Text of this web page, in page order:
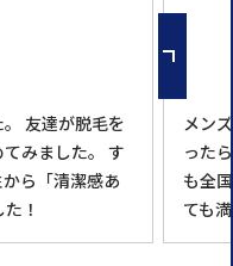
友達が脱毛を
みました。 す
ら「清潔感あ
！
メン
った
も全
ても